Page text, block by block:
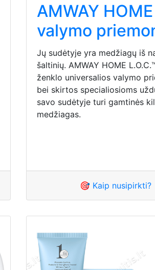
AMWAY HOME
valymo
Jų sudėtyje yra medžiagų iš
šaltinių. AMWAY HOME
ženklo universalios valymo
bei skirtos specialiosioms
savo sudėtyje turi gamtinės
medžiagas.
🎯 Kaip nusipirkti?